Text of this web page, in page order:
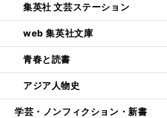
集英社 文芸ステーション
web 集英社文庫
青春と読書
アジア人物史
学芸・ノンフィクション・新書